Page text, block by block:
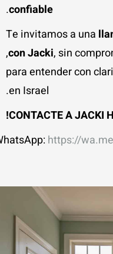
confiable
.
Te invitamos a una
con Jacki, sin
para entender con
en Israel.
WhatsApp:https://